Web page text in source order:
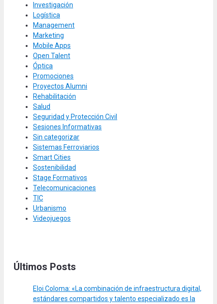
Investigación
Logística
Management
Marketing
Mobile Apps
Open Talent
Óptica
Promociones
Proyectos Alumni
Rehabilitación
Salud
Seguridad y Protección Civil
Sesiones Informativas
Sin categorizar
Sistemas Ferroviarios
Smart Cities
Sostenibilidad
Stage Formativos
Telecomunicaciones
TIC
Urbanismo
Videojuegos
Últimos Posts
Eloi Coloma: «La combinación de infraestructura digital,
estándares compartidos y talento especializado es la